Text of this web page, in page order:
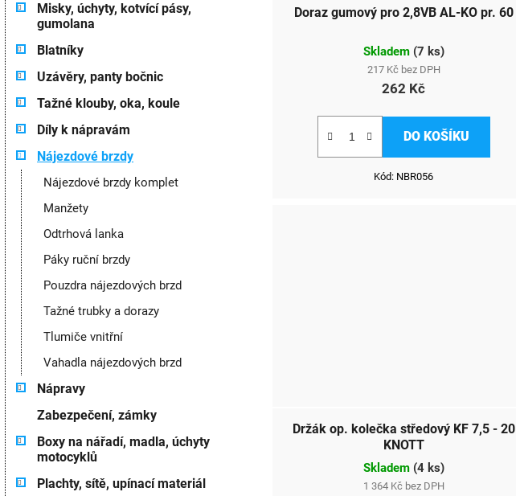
Misky, úchyty, kotvící pásy,
gumolana
Blatníky
Uzávěry, panty bočnic
Tažné klouby, oka, koule
Díly k nápravám
Nájezdové brzdy
Nájezdové brzdy komplet
Manžety
Odtrhová lanka
Páky ruční brzdy
Pouzdra nájezdových brzd
Tažné trubky a dorazy
Tlumiče vnitřní
Vahadla nájezdových brzd
Nápravy
Zabezpečení, zámky
Boxy na nářadí, madla, úchyty
motocyklů
Plachty, sítě, upínací materiál
Doraz gumový pro 2,8VB AL-KO pr. 60
Skladem (7 ks)
217 Kč bez DPH
262 Kč
DO KOŠÍKU
Kód: NBR056
Držák op. kolečka středový KF 7,5 - 20
KNOTT
Skladem (4 ks)
1 364 Kč bez DPH